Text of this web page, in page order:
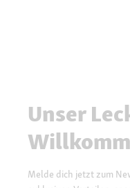
Unser
Melde dich jetzt zum